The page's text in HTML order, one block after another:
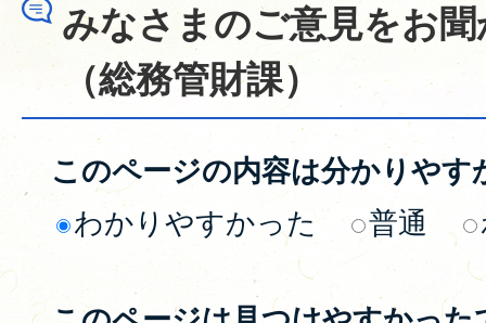
みなさまのご意見をお
（総務管財課）
このページの内容は分かりやす
わかりやすかった
普通